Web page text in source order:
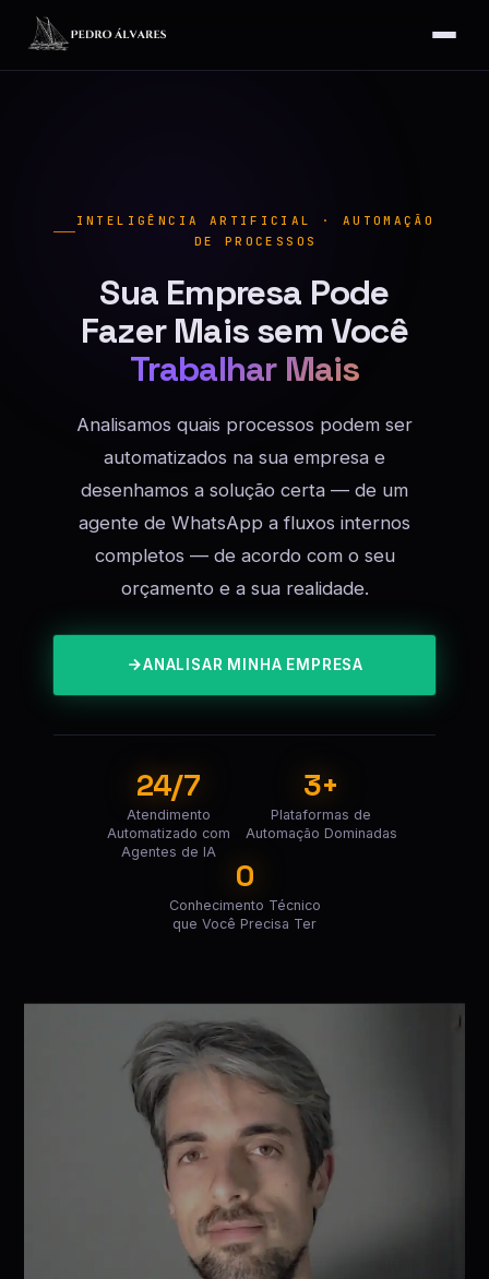
INTELIGÊNCIA ARTIFICIAL · AUTOMAÇÃO
DE PROCESSOS
Sua Empresa Pode
Fazer Mais sem Você
Trabalhar Mais
Analisamos quais processos podem ser
automatizados na sua empresa e
desenhamos a solução certa — de um
agente de WhatsApp a fluxos internos
completos — de acordo com o seu
orçamento e a sua realidade.
ANALISAR MINHA EMPRESA
24/7
Atendimento
Automatizado com
Agentes de IA
3+
Plataformas de
Automação Dominadas
0
Conhecimento Técnico
que Você Precisa Ter